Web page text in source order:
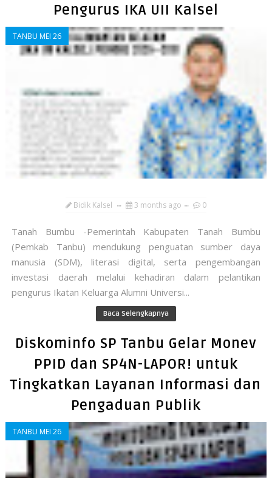
Pengurus IKA UII Kalsel
TANBU MEI 26
Bidik Kalsel 3 months ago 0
Tanah Bumbu -Pemerintah Kabupaten Tanah Bumbu
(Pemkab Tanbu) mendukung penguatan sumber daya
manusia (SDM), literasi digital, serta pengembangan
investasi daerah melalui kehadiran dalam pelantikan
pengurus Ikatan Keluarga Alumni Universi...
Baca Selengkapnya
Diskominfo SP Tanbu Gelar Monev
PPID dan SP4N-LAPOR! untuk
Tingkatkan Layanan Informasi dan
Pengaduan Publik
TANBU MEI 26